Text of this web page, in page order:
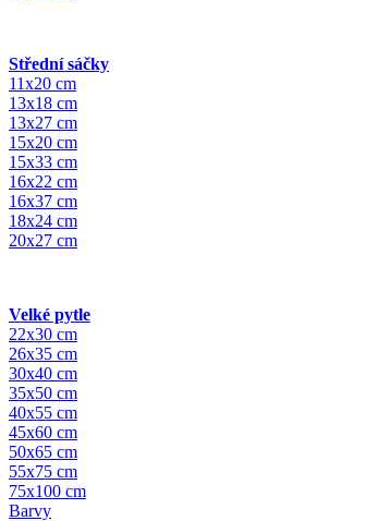
Střední sáčky
11x20 cm
13x18 cm
13x27 cm
15x20 cm
15x33 cm
16x22 cm
16x37 cm
18x24 cm
20x27 cm
Velké pytle
22x30 cm
26x35 cm
30x40 cm
35x50 cm
40x55 cm
45x60 cm
50x65 cm
55x75 cm
75x100 cm
Barvy